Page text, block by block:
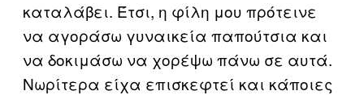
καταλάβει. Έτσι, η φίλη μου πρότεινε
να αγοράσω γυναικεία παπούτσια και
να δοκιμάσω να χορέψω πάνω σε αυτά.
Νωρίτερα είχα επισκεφτεί και κάποιες